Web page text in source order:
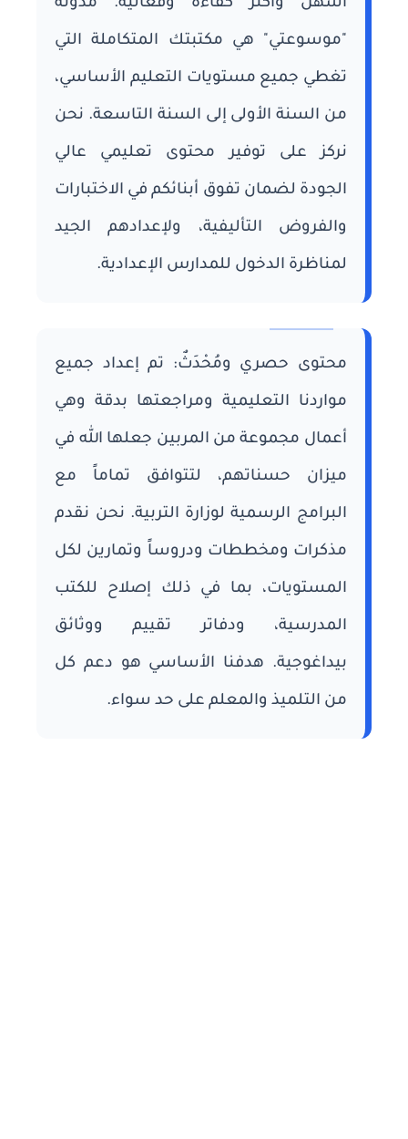
أسهل وأكثر كفاءة وفعالية. مدونة
"موسوعتي" هي مكتبتك المتكاملة التي
تغطي جميع مستويات التعليم الأساسي،
من السنة الأولى إلى السنة التاسعة. نحن
نركز على توفير محتوى تعليمي عالي
الجودة لضمان تفوق أبنائكم في الاختبارات
والفروض التأليفية، ولإعدادهم الجيد
لمناظرة الدخول للمدارس الإعدادية.
محتوى حصري ومُحْدَثٌ: تم إعداد جميع
مواردنا التعليمية ومراجعتها بدقة وهي
أعمال مجموعة من المربين جعلها الله في
ميزان حسناتهم، لتتوافق تماماً مع
البرامج الرسمية لوزارة التربية. نحن نقدم
مذكرات ومخططات ودروساً وتمارين لكل
المستويات، بما في ذلك إصلاح للكتب
المدرسية، ودفاتر تقييم ووثائق
بيداغوجية. هدفنا الأساسي هو دعم كل
من التلميذ والمعلم على حد سواء.